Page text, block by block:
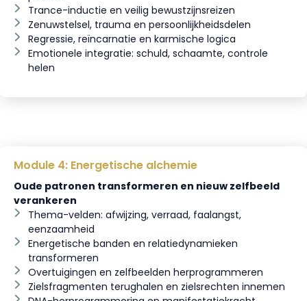
Trance-inductie en veilig bewustzijnsreizen
Zenuwstelsel, trauma en persoonlijkheidsdelen
Regressie, reïncarnatie en karmische logica
Emotionele integratie: schuld, schaamte, controle
helen
Module 4: Energetische alchemie
Oude patronen transformeren en nieuw zelfbeeld
verankeren
Thema-velden: afwijzing, verraad, faalangst,
eenzaamheid
Energetische banden en relatiedynamieken
transformeren
Overtuigingen en zelfbeelden herprogrammeren
Zielsfragmenten terughalen en zielsrechten innemen